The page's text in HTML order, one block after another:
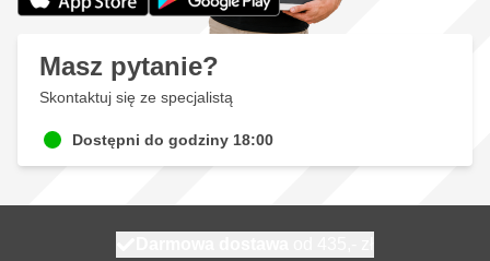
Masz pytanie?
Skontaktuj się ze specjalistą
Dostępni do godziny 18:00